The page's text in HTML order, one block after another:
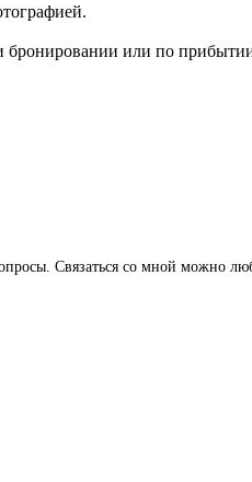
бронировании или по
Связаться со мной можно